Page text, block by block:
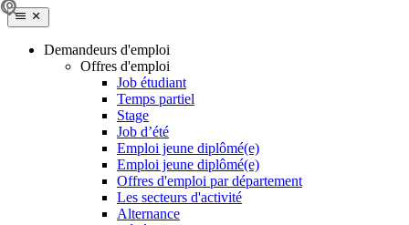
Demandeurs d'emploi
Offres d'emploi
Job étudiant
Temps partiel
Stage
Job d’été
Emploi jeune diplômé(e)
Emploi jeune diplômé(e)
Offres d'emploi par département
Les secteurs d'activité
Alternance